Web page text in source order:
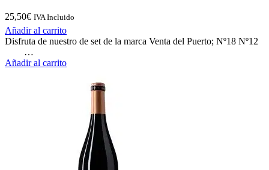
25,50€ IVA Incluido
Añadir al carrito
Disfruta de nuestro de set de la marca Venta del Puerto; Nº18 Nº12
…
Añadir al carrito